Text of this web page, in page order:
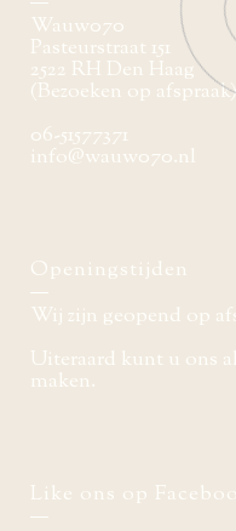
Wauw070
Pasteurstraat 151
2522 RH Den Haag
(Bezoeken op afspraak)
06-51577371
info@wauw070.nl
Openingstijden
Wij zijn geopend op
Uiteraard kunt u ons
maken.
Like ons op